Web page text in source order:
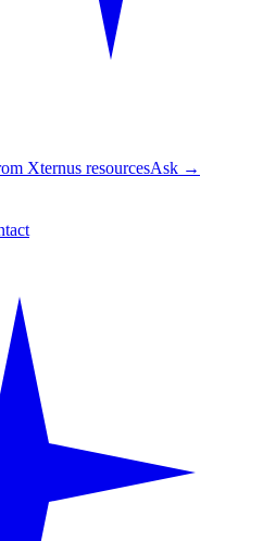
Xternus resourcesAsk →